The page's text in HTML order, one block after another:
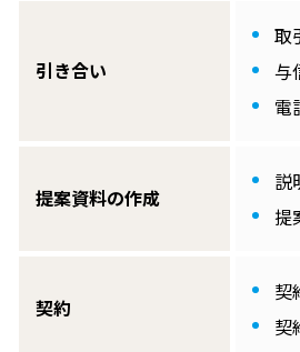
引き合い
取
与
電
提案資料の作成
説
提
契約
契
契